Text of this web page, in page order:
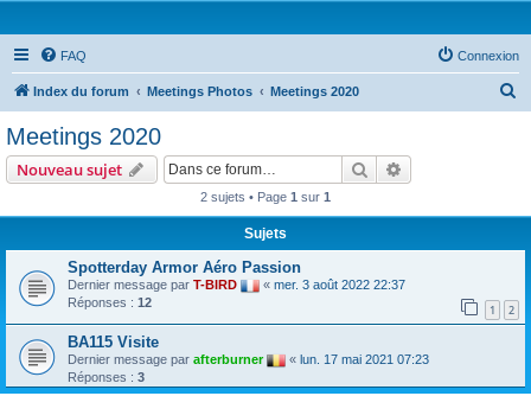
FAQ Connexion
Index du forum Meetings Photos Meetings 2020
e
Meetings 2020
Nouveau sujet Rechercher
2 sujets • Page 1 sur 1
Sujets
Spotterday Armor Aéro Passion
Dernier message par T-BIRD « mer. 3 août 2022 22:37
Réponses : 12 1 2
BA115 Visite
Dernier message par afterburner « lun. 17 mai 2021 07:23
Réponses : 3